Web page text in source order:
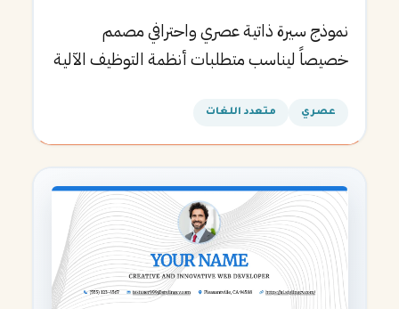
نموذج سيرة ذاتية عصري واحترافي مصمم
خصيصاً ليناسب متطلبات أنظمة التوظيف الآلية
عصري متعدد اللغات